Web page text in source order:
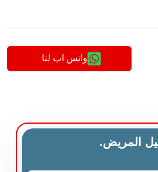
واتس اب لنا
المريض.